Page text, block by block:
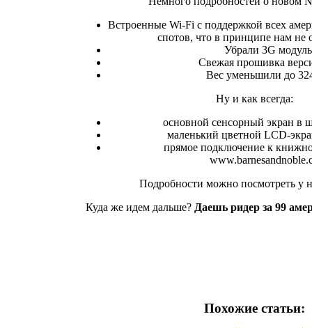
Встроенные Wi-Fi с поддержкой всех
спотов, что в принципе нам не
Убрали 3G модуль
Свежая прошивка
Вес уменьшили до
Ну и как всегда:
основной сенсорный экран в
маленький цветной LCD-
прямое подключение к
Подробности можно посмотреть у
Куда же идем дальше? Даешь ридер за 99
Похожие статьи: